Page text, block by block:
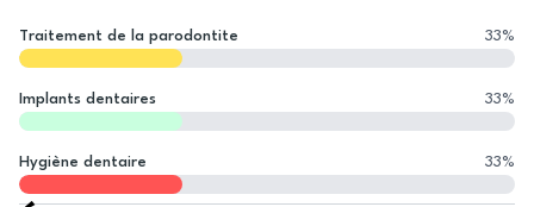
Traitement de la parodontite 33%
Implants dentaires 33%
Hygiène dentaire 33%